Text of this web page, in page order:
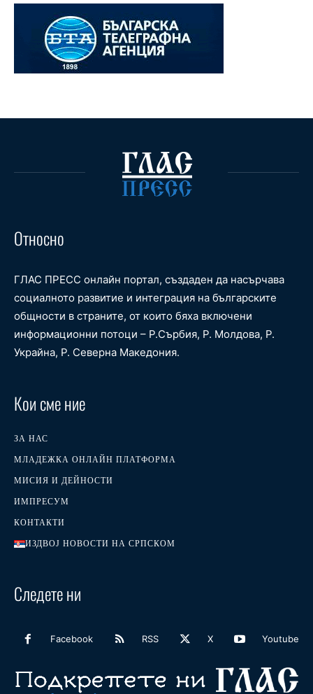
Относно
ГЛАС ПРЕСС онлайн портал, създаден да насърчава
социалното развитие и интеграция на българските
общности в страните, от които бяха включени
информационни потоци – Р.Сърбия, Р. Молдова, Р.
Украйна, Р. Северна Македония.
Кои сме ние
ЗА НАС
МЛАДЕЖКА ОНЛАЙН ПЛАТФОРМА
МИСИЯ И ДЕЙНОСТИ
ИМПРЕСУМ
КОНТАКТИ
ИЗДВОЈ НОВОСТИ НА СРПСКОМ
Следете ни
Facebook RSS X Youtube